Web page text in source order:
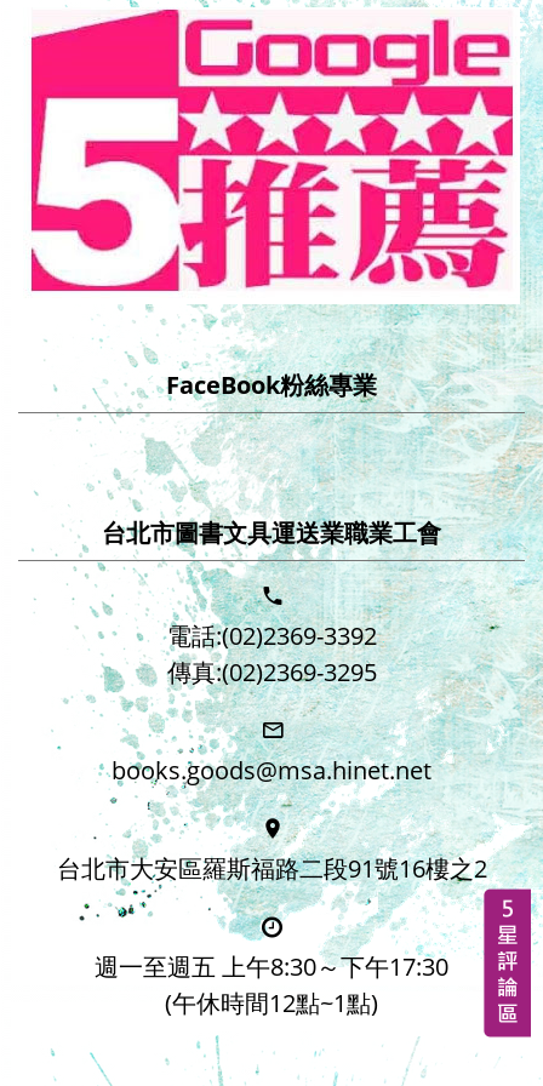
FaceBook粉絲專業
台北市圖書文具運送業職業工會
電話:(02)2369-3392
傳真:(02)2369-3295
books.goods@msa.hinet.net
台北市大安區羅斯福路二段91號16樓之2
週一至週五 上午8:30～下午17:30
(午休時間12點~1點)